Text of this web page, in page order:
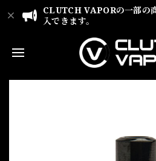
CLUTCH VAPORの一部の
入できます。